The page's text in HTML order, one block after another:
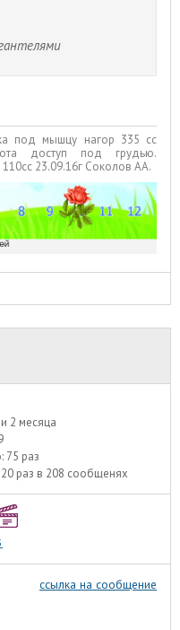
под мышцу нагор 335 сс
доступ под грудью.
23.09.16г Соколов АА.
2 месяца
75 раз
раз в 208 сообщенях
ссылка на сообщение